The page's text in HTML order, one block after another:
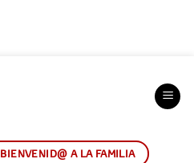
BIENVENID@ A LA FAMILIA